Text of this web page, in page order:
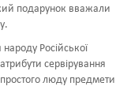
подарунок вважали
Російської
сервірування
простого люду предмети